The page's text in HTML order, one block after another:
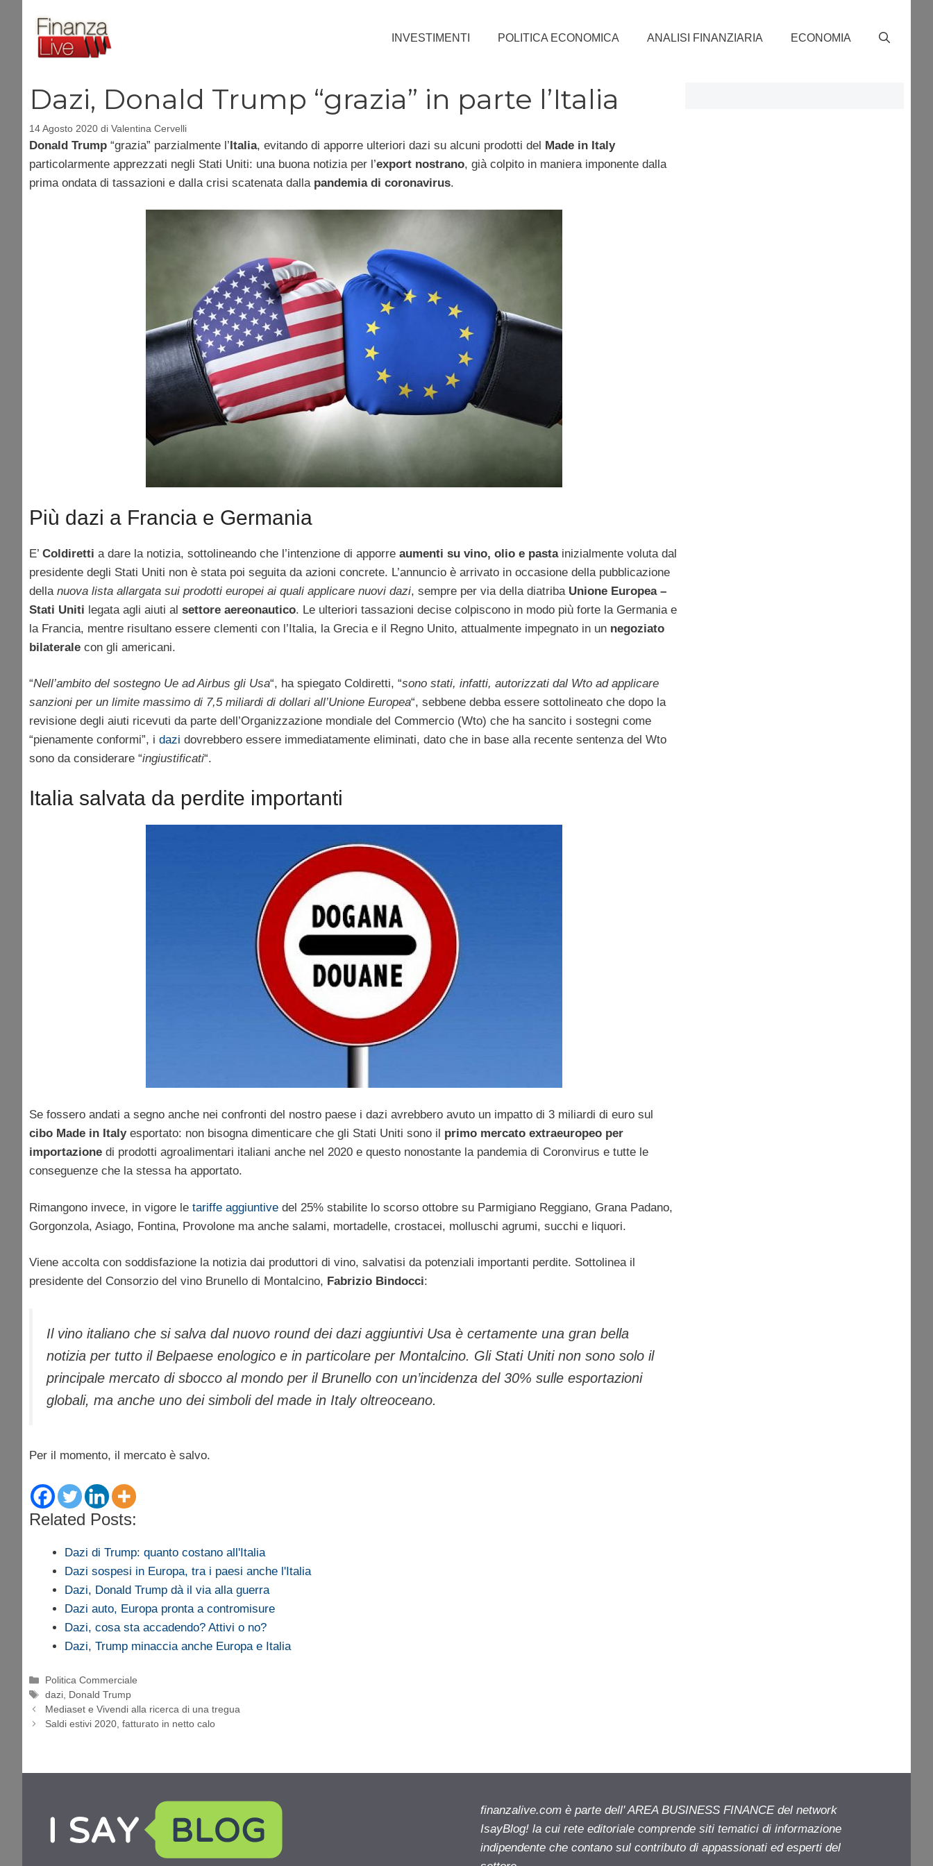
contenuto
INVESTIMENTI POLITICA ECONOMICA ANALISI FINANZIARIA ECONOMIA
Dazi, Donald Trump “grazia” in parte l’Italia
14 Agosto 2020 di Valentina Cervelli
Donald Trump “grazia” parzialmente l’Italia, evitando di apporre ulteriori dazi su alcuni prodotti del Made in Italy
particolarmente apprezzati negli Stati Uniti: una buona notizia per l’export nostrano, già colpito in maniera imponente dalla
prima ondata di tassazioni e dalla crisi scatenata dalla pandemia di coronavirus.
Più dazi a Francia e Germania
E’ Coldiretti a dare la notizia, sottolineando che l’intenzione di apporre aumenti su vino, olio e pastainizialmente voluta dal
presidente degli Stati Uniti non è stata poi seguita da azioni concrete. L’annuncio è arrivato in occasione della pubblicazione
della nuova lista allargata sui prodotti europei ai quali applicare nuovi dazi, sempre per via della diatriba Unione Europea –
Stati Uniti legata agli aiuti al settore aereonautico. Le ulteriori tassazioni decise colpiscono in modo più forte la Germania e
la Francia, mentre risultano essere clementi con l’Italia, la Grecia e il Regno Unito, attualmente impegnato in un negoziato
bilaterale con gli americani.
“Nell’ambito del sostegno Ue ad Airbus gli Usa“, ha spiegato Coldiretti, “sono stati, infatti, autorizzati dal Wto ad applicare
sanzioni per un limite massimo di 7,5 miliardi di dollari all’Unione Europea“, sebbene debba essere sottolineato che dopo la
revisione degli aiuti ricevuti da parte dell’Organizzazione mondiale del Commercio (Wto) che ha sancito i sostegni come
“pienamente conformi”, i dazi dovrebbero essere immediatamente eliminati, dato che in base alla recente sentenza del Wto
sono da considerare “ingiustificati“.
Italia salvata da perdite importanti
Se fossero andati a segno anche nei confronti del nostro paese i dazi avrebbero avuto un impatto di 3 miliardi di euro sul
cibo Made in Italyesportato: non bisogna dimenticare che gli Stati Uniti sono il primo mercato extraeuropeo per
importazione di prodotti agroalimentari italiani anche nel 2020 e questo nonostante la pandemia di Coronvirus e tutte le
conseguenze che la stessa ha apportato.
Rimangono invece, in vigore le tariffe aggiuntive del 25% stabilite lo scorso ottobre su Parmigiano Reggiano, Grana Padano,
Gorgonzola, Asiago, Fontina, Provolone ma anche salami, mortadelle, crostacei, molluschi agrumi, succhi e liquori.
Viene accolta con soddisfazione la notizia dai produttori di vino, salvatisi da potenziali importanti perdite. Sottolinea il
presidente del Consorzio del vino Brunello di Montalcino, Fabrizio Bindocci:
Il vino italiano che si salva dal nuovo round dei dazi aggiuntivi Usa è certamente una gran bella
notizia per tutto il Belpaese enologico e in particolare per Montalcino. Gli Stati Uniti non sono solo il
principale mercato di sbocco al mondo per il Brunello con un’incidenza del 30% sulle esportazioni
globali, ma anche uno dei simboli del made in Italy oltreoceano.
Per il momento, il mercato è salvo.
Related Posts:
Dazi di Trump: quanto costano all'Italia
Dazi sospesi in Europa, tra i paesi anche l'Italia
Dazi, Donald Trump dà il via alla guerra
Dazi auto, Europa pronta a contromisure
Dazi, cosa sta accadendo? Attivi o no?
Dazi, Trump minaccia anche Europa e Italia
Categorie
Politica Commerciale
Tag
dazi, Donald Trump
Mediaset e Vivendi alla ricerca di una tregua
Saldi estivi 2020, fatturato in netto calo
finanzalive.com è parte dell' AREA BUSINESS FINANCE del network
IsayBlog! la cui rete editoriale comprende siti tematici di informazione
indipendente che contano sul contributo di appassionati ed esperti del